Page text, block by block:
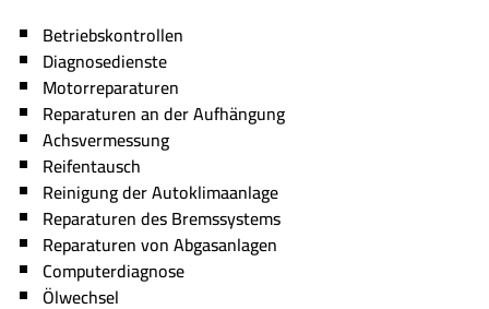
Betriebskontrollen
Diagnosedienste
Motorreparaturen
Reparaturen an der Aufhängung
Achsvermessung
Reifentausch
Reinigung der Autoklimaanlage
Reparaturen des Bremssystems
Reparaturen von Abgasanlagen
Computerdiagnose
Ölwechsel